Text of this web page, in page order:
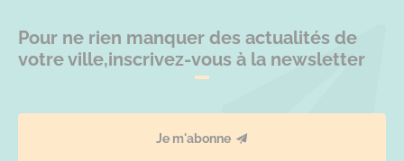
Pour ne rien manquer des actualités de
votre ville,inscrivez-vous à la newsletter
Je m'abonne